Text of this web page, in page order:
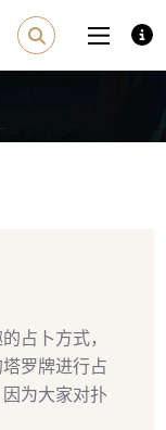
占卜方式，
罗牌进行占
为大家对扑